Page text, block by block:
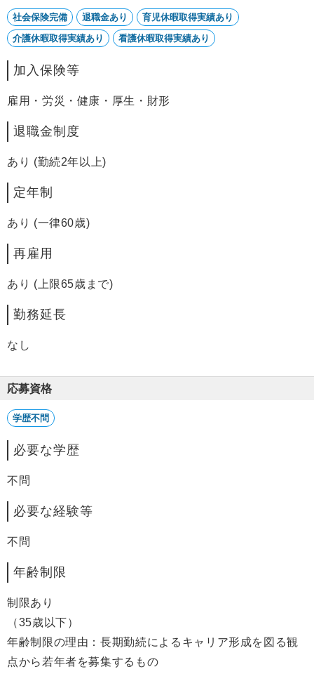
社会保険完備 退職金あり
育児休暇取得実績あり
介護休暇取得実績あり
看護休暇取得実績あり
加入保険等
雇用・労災・健康・厚生・財形
退職金制度
あり (勤続2年以上)
定年制
あり (一律60歳)
再雇用
あり (上限65歳まで)
勤務延長
なし
応募資格
学歴不問
必要な学歴
不問
必要な経験等
不問
年齢制限
制限あり
（35歳以下）
年齢制限の理由：長期勤続によるキャリア形成を図る観
点から若年者を募集するもの